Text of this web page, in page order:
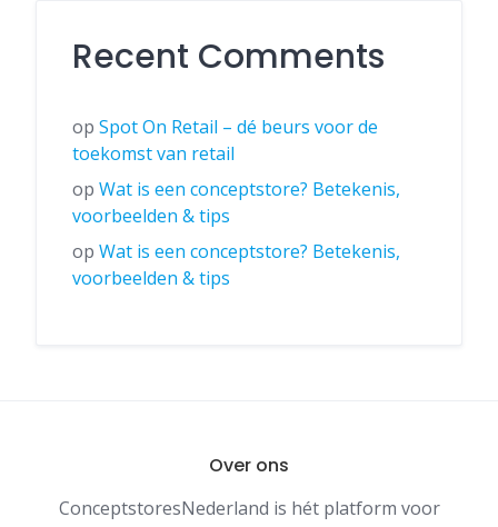
Recent Comments
op Spot On Retail – dé beurs voor de
toekomst van retail
op Wat is een conceptstore? Betekenis,
voorbeelden & tips
op Wat is een conceptstore? Betekenis,
voorbeelden & tips
Over ons
ConceptstoresNederland is hét platform voor